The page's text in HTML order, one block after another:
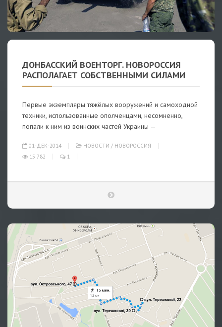
ДОНБАССКИЙ ВОЕНТОРГ. НОВОРОССИЯ
РАСПОЛАГАЕТ СОБСТВЕННЫМИ СИЛАМИ
Первые экземпляры тяжёлых вооружений и самоходной
техники, использованные ополченцами, несомненно,
попали к ним из воинских частей Украины —
01-ДЕК-2014 НОВОСТИ / НОВОРОССИЯ
15 782
1